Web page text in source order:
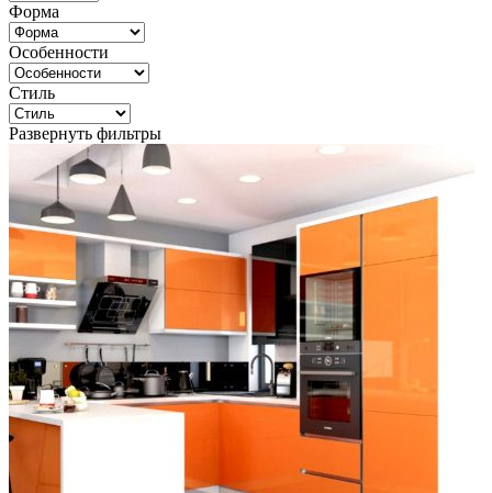
Форма
Особенности
Стиль
Развернуть фильтры